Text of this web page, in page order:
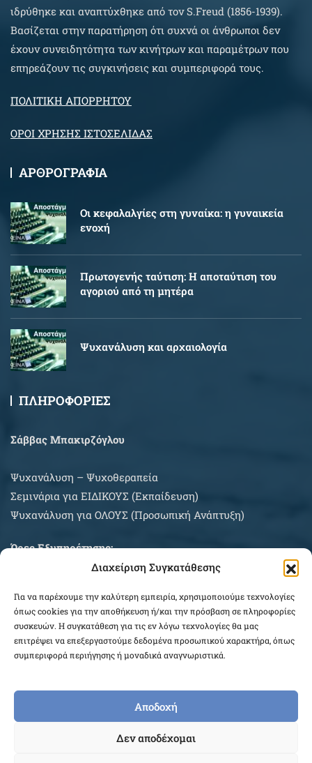
Διαχείριση Συγκατάθεσης
Για να παρέχουμε την καλύτερη εμπειρία, χρησιμοποιούμε τεχνολογίες
όπως cookies για την αποθήκευση ή/και την πρόσβαση σε πληροφορίες
συσκευών. Η συγκατάθεση για τις εν λόγω τεχνολογίες θα μας
επιτρέψει να επεξεργαστούμε δεδομένα προσωπικού χαρακτήρα, όπως
συμπεριφορά περιήγησης ή μοναδικά αναγνωριστικά.
Αποδοχή
Δεν αποδέχομαι
ιδρύθηκε και αναπτύχθηκε από τον S.Freud (1856-1939).
Βασίζεται στην παρατήρηση ότι συχνά οι άνθρωποι δεν
έχουν συνειδητότητα των κινήτρων και παραμέτρων που
επηρεάζουν τις συγκινήσεις και συμπεριφορά τους.
ΠΟΛΙΤΙΚΗ ΑΠΟΡΡΗΤΟΥ
ΟΡΟΙ ΧΡΗΣΗΣ ΙΣΤΟΣΕΛΙΔΑΣ
ΑΡΘΡΟΓΡΑΦΙΑ
Oι κεφαλαλγίες στη γυναίκα: η γυναικεία
ενοχή
Πρωτογενής ταύτιση: Η αποταύτιση του
αγοριού από τη μητέρα
Ψυχανάλυση και αρχαιολογία
ΠΛΗΡΟΦΟΡΙΕΣ
Σάββας Μπακιρζόγλου
Ψυχανάλυση – Ψυχοθεραπεία
Σεμινάρια για EIΔΙΚΟΥΣ (Εκπαίδευση)
Ψυχανάλυση για ΟΛΟΥΣ (Προσωπική Ανάπτυξη)
Ώρες Εξυπηρέτησης:
ΠΛΗΡΟΦΟΡΙΕΣ ΑΓΟΡΩΝ
COPYRIGHT © 2026 EPEKEINA.GR. DESIGNED BY
WEB_FOR_ALL